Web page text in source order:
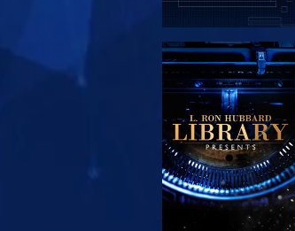
VERKEN DE SERIE